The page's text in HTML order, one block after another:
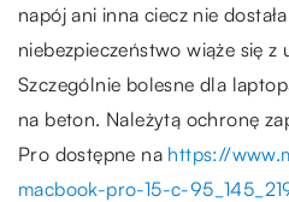
napój ani inna ciecz nie
niebezpieczeństwo wiąże się z
Szczególnie bolesne dla
na beton. Należytą ochronę
Pro dostępne na https://
macbook-pro-15-c-